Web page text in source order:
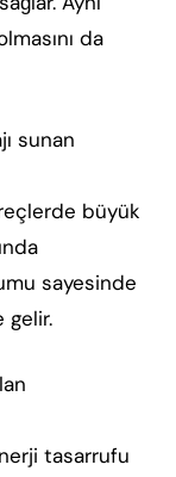
da
sunan
büyük
sayesinde
gelir.
tasarrufu